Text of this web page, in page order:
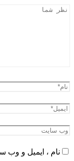
نام ، ایمیل و وب